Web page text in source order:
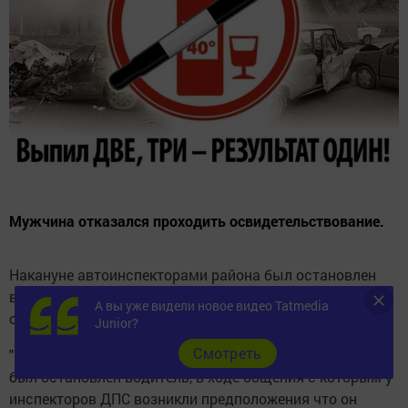
Мужчина отказался проходить освидетельствование.
Накануне автоинспекторами района был остановлен
водитель, который находился за рулем с признаками
опьянения.
"Ранним утром 25 июня на одной из автодорог района
был остановлен водитель, в ходе общения с которым у
инспекторов ДПС возникли предположения что он
А вы уже видели новое видео Tatmedia
Junior?
Cмотреть